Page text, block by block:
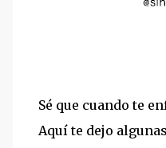
Sé que cuando te
Aquí te dejo